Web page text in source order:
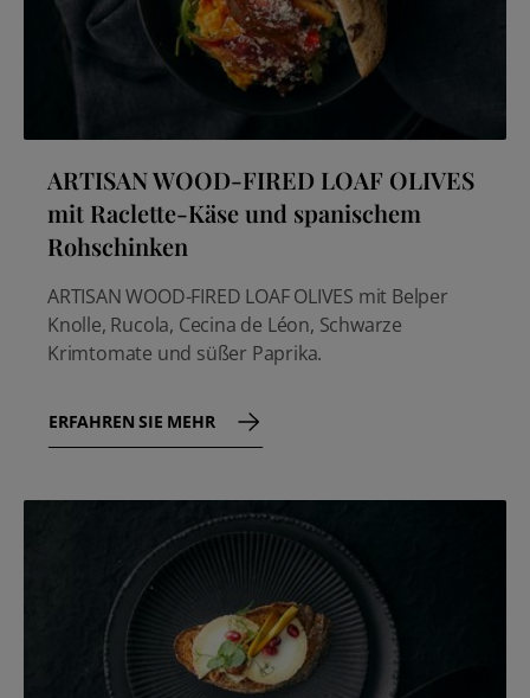
ARTISAN WOOD-FIRED LOAF OLIVES
mit Raclette-Käse und spanischem
Rohschinken
ARTISAN WOOD-FIRED LOAF OLIVES mit Belper
Knolle, Rucola, Cecina de Léon, Schwarze
Krimtomate und süßer Paprika.
ERFAHREN SIE MEHR